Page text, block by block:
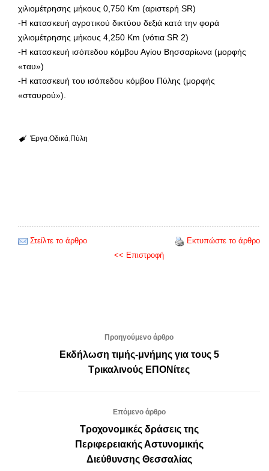
χιλιομέτρησης μήκους 0,750 Km (αριστερή SR)
-Η κατασκευή αγροτικού δικτύου δεξιά κατά την φορά
χιλιομέτρησης μήκους 4,250 Km (νότια SR 2)
-Η κατασκευή ισόπεδου κόμβου Αγίου Βησσαρίωνα (μορφής
«ταυ»)
-Η κατασκευή του ισόπεδου κόμβου Πύλης (μορφής
«σταυρού»).
Έργα Οδικά Πύλη
Στείλτε το άρθρο
Εκτυπώστε το άρθρο
<< Επιστροφή
Προηγούμενο άρθρο
Εκδήλωση τιμής-μνήμης για τους 5
Τρικαλινούς ΕΠΟΝίτες
Επόμενο άρθρο
Τροχονομικές δράσεις της
Περιφερειακής Αστυνομικής
Διεύθυνσης Θεσσαλίας